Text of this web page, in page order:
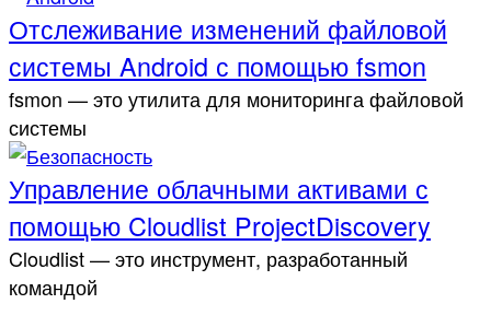
Отслеживание изменений файловой
системы Android с помощью fsmon
fsmon — это утилита для мониторинга файловой
системы
Управление облачными активами с
помощью Cloudlist ProjectDiscovery
Cloudlist — это инструмент, разработанный
командой